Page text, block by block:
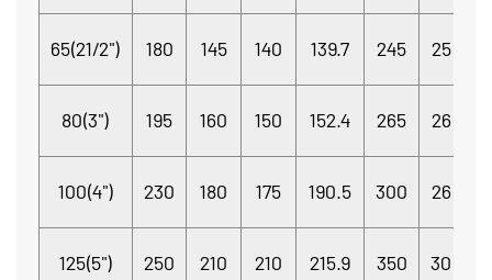
65(21/2") 180 145 140 139.7 245 25
80(3") 195 160 150 152.4 265 26
100(4") 230 180 175 190.5 300 26
125(5") 250 210 210 215.9 350 30